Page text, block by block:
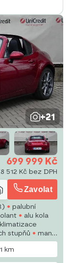
+21
699 999 Kč
512 Kč bez DPH
Zavolat
palubní
alu kola
stupňů
man.
el. zrcátka
km